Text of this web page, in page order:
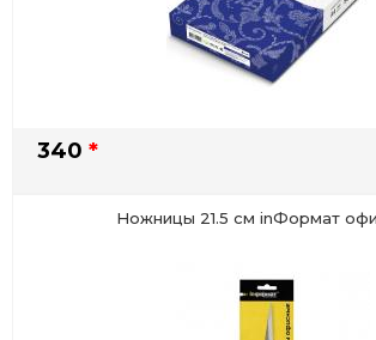
340 *
Ножницы 21.5 см inФормат